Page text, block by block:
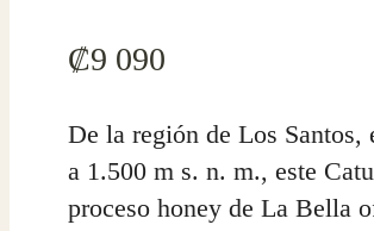
₡9 090
De la región de Los Santos,
a 1.500 m s. n. m., este
proceso honey de La Bella